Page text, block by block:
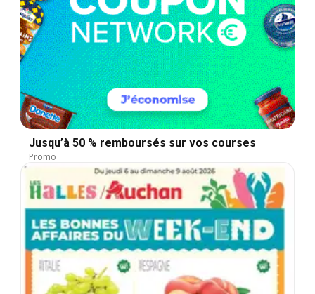
Jusqu’à 50 % remboursés sur vos courses
Promo